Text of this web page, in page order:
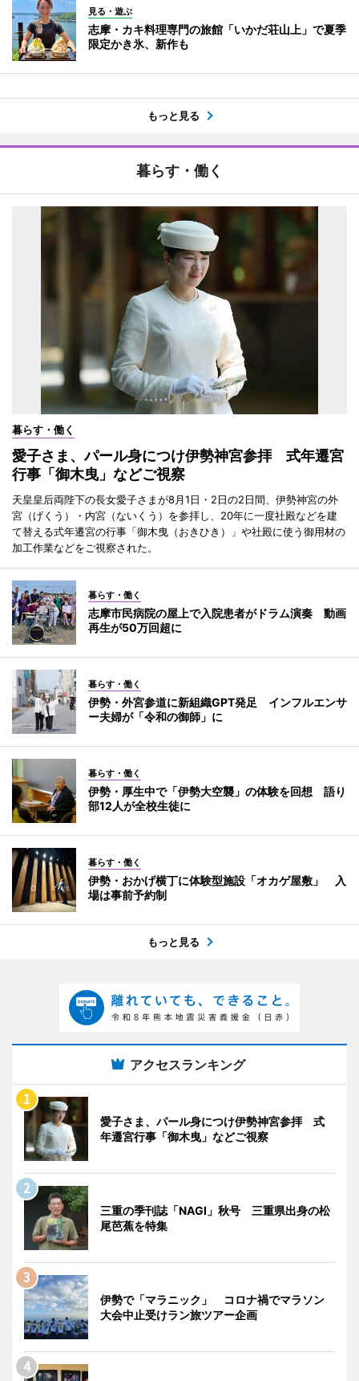
見る・遊ぶ
志摩・カキ料理専門の旅館「いかだ荘山上」で夏季
限定かき氷、新作も
もっと見る
暮らす・働く
暮らす・働く
愛子さま、パール身につけ伊勢神宮参拝 式年遷宮
行事「御木曳」などご視察
天皇皇后両陛下の長女愛子さまが8月1日・2日の2日間、伊勢神宮の外
宮（げくう）・内宮（ないくう）を参拝し、20年に一度社殿などを建
て替える式年遷宮の行事「御木曳（おきひき）」や社殿に使う御用材の
加工作業などをご視察された。
暮らす・働く
志摩市民病院の屋上で入院患者がドラム演奏 動画
再生が50万回超に
暮らす・働く
伊勢・外宮参道に新組織GPT発足 インフルエンサ
ー夫婦が「令和の御師」に
暮らす・働く
伊勢・厚生中で「伊勢大空襲」の体験を回想 語り
部12人が全校生徒に
暮らす・働く
伊勢・おかげ横丁に体験型施設「オカゲ屋敷」 入
場は事前予約制
もっと見る
アクセスランキング
愛子さま、パール身につけ伊勢神宮参拝 式
年遷宮行事「御木曳」などご視察
三重の季刊誌「NAGI」秋号 三重県出身の松
尾芭蕉を特集
伊勢で「マラニック」 コロナ禍でマラソン
大会中止受けラン旅ツアー企画